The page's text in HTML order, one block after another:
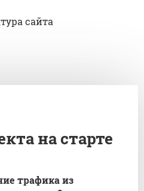
сайта
на старте
трафика из